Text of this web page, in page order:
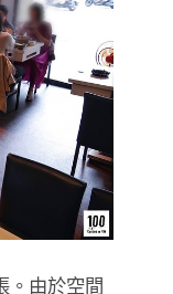
。由於空間